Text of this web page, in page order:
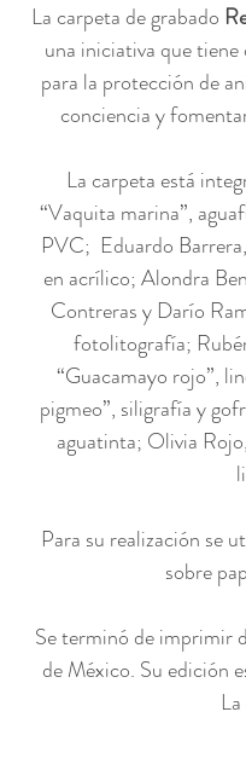
La carpeta de grabado
una iniciativa que
para la protección de
conciencia y
La carpeta está
“Vaquita marina”,
PVC;  Eduardo
en acrílico; Alondra
Contreras y Darío
fotolitografía;
“Guacamayo rojo”,
pigmeo”, siligrafía y
aguatinta; Olivia
Para su realización se
sobre
Se terminó de imprimir
de México. Su edición